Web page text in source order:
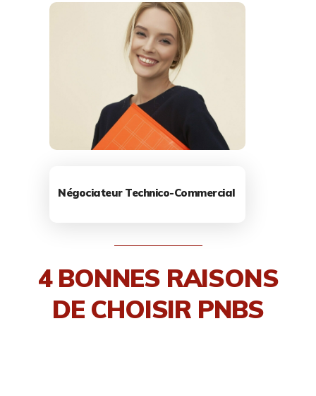
Négociateur Technico-Commercial
4 BONNES RAISONS
DE CHOISIR PNBS